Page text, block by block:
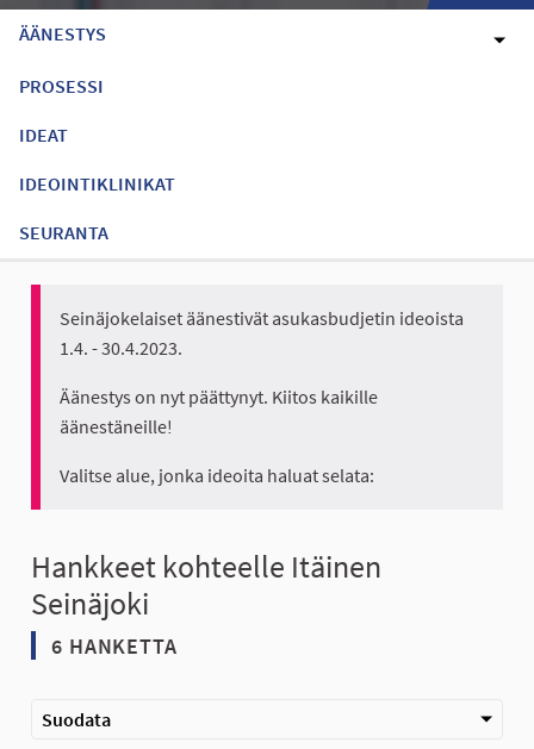
ÄÄNESTYS
PROSESSI
IDEAT
IDEOINTIKLINIKAT
SEURANTA
Seinäjokelaiset äänestivät asukasbudjetin ideoista
1.4. - 30.4.2023.
Äänestys on nyt päättynyt. Kiitos kaikille
äänestäneille!
Valitse alue, jonka ideoita haluat selata:
Hankkeet kohteelle Itäinen
Seinäjoki
6 HANKETTA
Suodata